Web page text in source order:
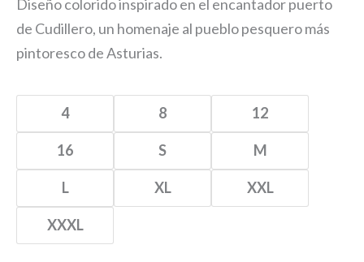
Diseño colorido inspirado en el encantador puerto
de Cudillero, un homenaje al pueblo pesquero más
pintoresco de Asturias.
4 8 12
16 S M
L XL XXL
XXXL